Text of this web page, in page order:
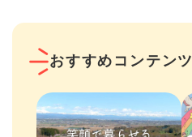
おすすめコンテンツ